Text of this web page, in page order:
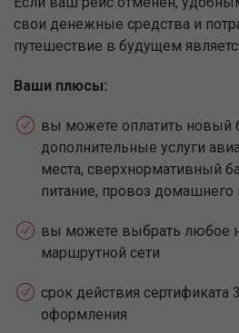
свои денежные средства и
путешествие в будущем
Ваши плюсы:
вы можете оплатить новый
дополнительные услуги
места, сверхнормативный
питание, провоз домашнего
вы можете выбрать любое
маршрутной сети
срок действия сертификата
оформления